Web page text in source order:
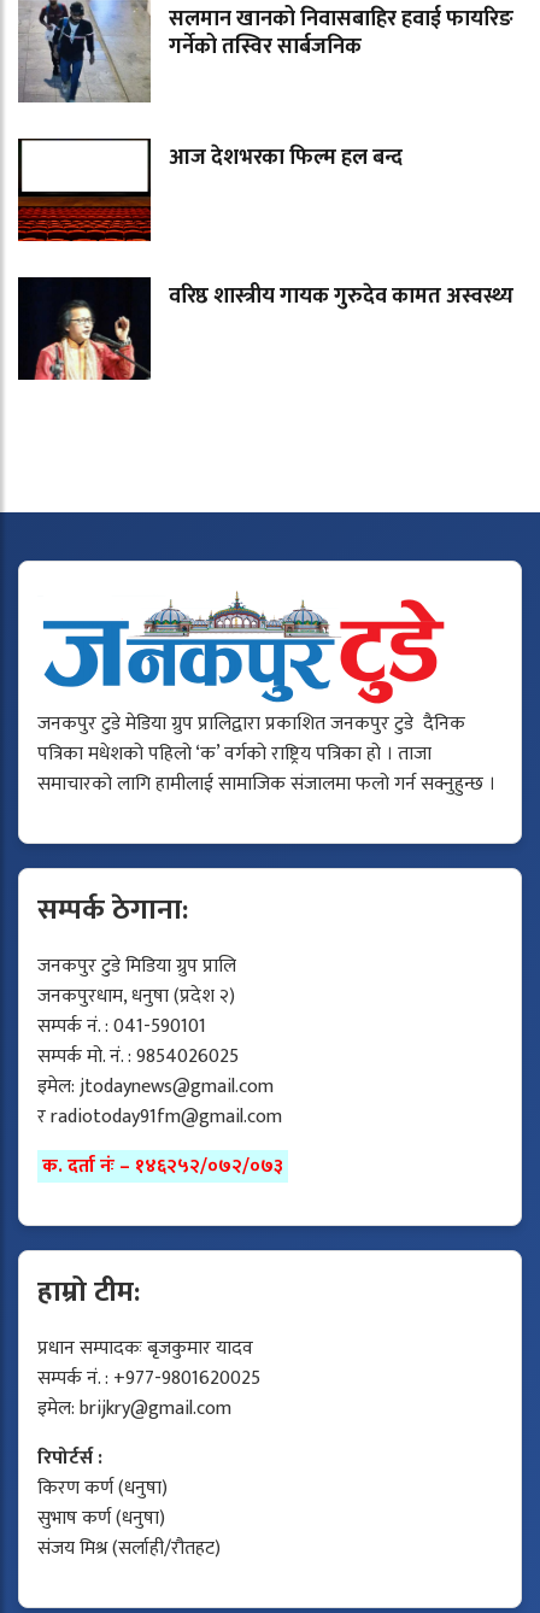
सलमान खानको निवासबाहिर हवाई फायरिङ
गर्नेको तस्विर सार्बजनिक
आज देशभरका फिल्म हल बन्द
वरिष्ठ शास्त्रीय गायक गुरुदेव कामत अस्वस्थ्य
जनकपुर टुडे मेडिया ग्रुप प्रालिद्वारा प्रकाशित जनकपुर टुडे दैनिक
पत्रिका मधेशको पहिलो ‘क’ वर्गको राष्ट्रिय पत्रिका हो । ताजा
समाचारको लागि हामीलाई सामाजिक संजालमा फलो गर्न सक्नुहुन्छ ।
सम्पर्क ठेगाना:
जनकपुर टुडे मिडिया ग्रुप प्रालि
जनकपुरधाम, धनुषा (प्रदेश २)
सम्पर्क नं. : 041-590101
सम्पर्क मो. नं. : 9854026025
इमेल:jtodaynews@gmail.com
रradiotoday91fm@gmail.com
क. दर्ता नंः – १४६२५२/०७२/०७३
हाम्रो टीम:
प्रधान सम्पादकः बृजकुमार यादव
सम्पर्क नं. : +977-9801620025
इमेल:brijkry@gmail.com
रिपोर्टर्स :
किरण कर्ण (धनुषा)
सुभाष कर्ण (धनुषा)
संजय मिश्र (सर्लाही/रौतहट)